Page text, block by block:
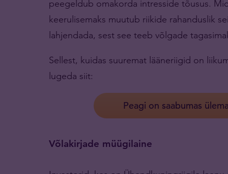
peegeldub omakorda intresside tõusus.
keerulisemaks muutub riikide rahanduslik
lahjendada, sest see teeb võlgade
Sellest, kuidas suuremat lääneriigid on
lugeda siit:
Peagi on saabumas
Võlakirjade müügilaine